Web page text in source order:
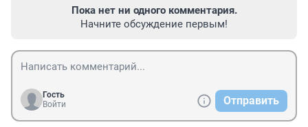
Пока нет ни одного комментария.
Начните обсуждение первым!
Гость
Войти
Отправить